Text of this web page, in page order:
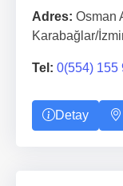
Adres: Osman
Karabağlar/
Tel: 0(554) 155
Detay